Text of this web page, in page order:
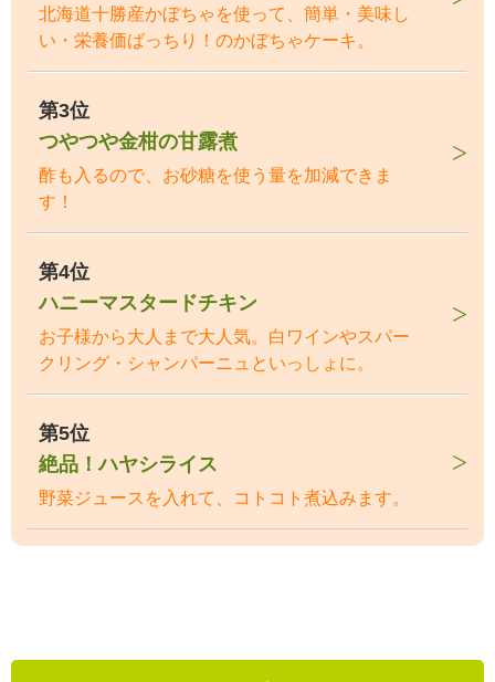
北海道十勝産かぼちゃを使って、簡単・美味し
い・栄養価ばっちり！のかぼちゃケーキ。
第3位
つやつや金柑の甘露煮
酢も入るので、お砂糖を使う量を加減できま
す！
第4位
ハニーマスタードチキン
お子様から大人まで大人気。白ワインやスパー
クリング・シャンパーニュといっしょに。
第5位
絶品！ハヤシライス
野菜ジュースを入れて、コトコト煮込みます。